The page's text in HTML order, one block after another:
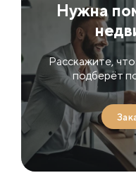
Нужна
Расскажите,
подберёт